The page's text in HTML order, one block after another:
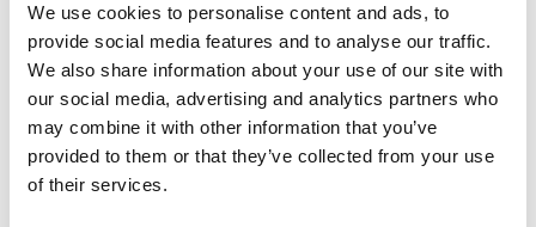
We use cookies to personalise content and ads, to
provide social media features and to analyse our traffic.
We also share information about your use of our site with
our social media, advertising and analytics partners who
may combine it with other information that you’ve
provided to them or that they’ve collected from your use
of their services.
Voorraad
4
Artikelcode
AB45011
EAN
5400956450112